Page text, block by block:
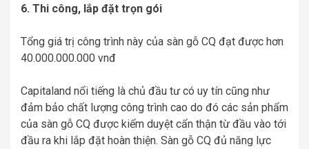
6. Thi công, lắp đặt trọn gói
Tổng giá trị công trình này của sàn gỗ CQ đạt được hơn
40.000.000.000 vnđ
Capitaland nổi tiếng là chủ đầu tư có uy tín cũng như
đảm bảo chất lượng công trình cao do đó các sản phẩm
của sàn gỗ CQ được kiểm duyệt cẩn thận từ đầu vào tới
đầu ra khi lắp đặt hoàn thiện. Sàn gỗ CQ đủ năng lực